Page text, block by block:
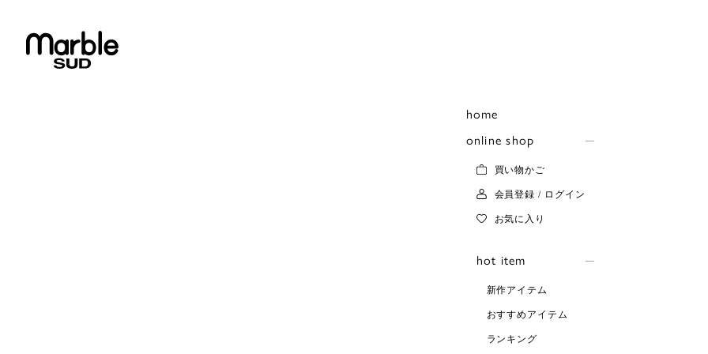
home
online shop
買い物かご
会員登録 / ログイン
お気に入り
hot item
新作アイテム
おすすめアイテム
ランキング